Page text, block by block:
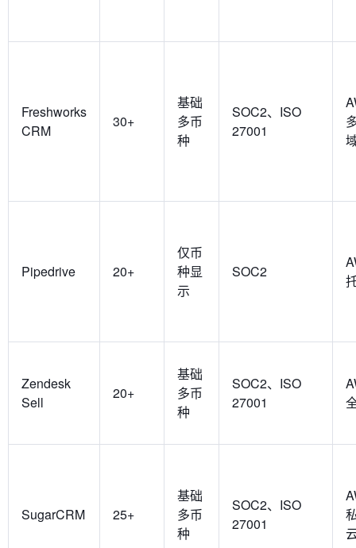
Freshworks
CRM
30+
基础
多币
种
SOC2、ISO
27001
Pipedrive 20+
仅币
种显
示
SOC2
Zendesk
Sell
20+
基础
多币
种
SOC2、ISO
27001
SugarCRM 25+
基础
多币
种
SOC2、ISO
27001